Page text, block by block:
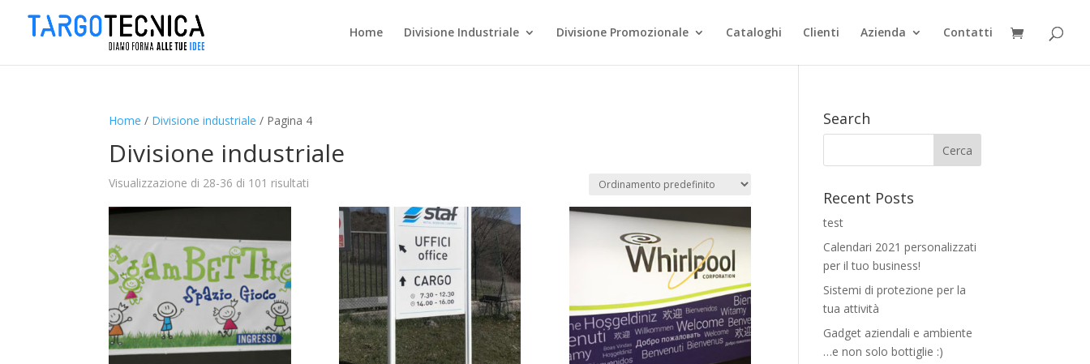
Home Divisione Industriale Divisione Promozionale Cataloghi Clienti Azienda Contatti
Home / Divisione industriale / Pagina 4
Divisione industriale
Visualizzazione di 28-36 di 101 risultati
Search
Recent Posts
test
Calendari 2021 personalizzati
per il tuo business!
Sistemi di protezione per la
tua attività
Gadget aziendali e ambiente
…e non solo bottiglie :)